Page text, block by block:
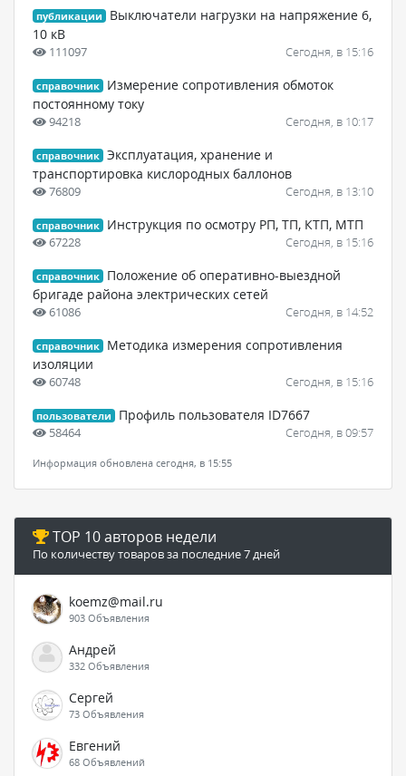
публикации
Выключатели нагрузки на напряжение 6,
10 кВ
111097 Сегодня, в 15:16
справочник
Измерение сопротивления обмоток
постоянному току
94218 Сегодня, в 10:17
справочник Эксплуатация, хранение и
транспортировка кислородных баллонов
76809 Сегодня, в 13:10
справочник Инструкция по осмотру РП, ТП, КТП, МТП
67228 Сегодня, в 15:16
справочник
Положение об оперативно-выездной
бригаде района электрических сетей
61086 Сегодня, в 14:52
справочник
Методика измерения сопротивления
изоляции
60748 Сегодня, в 15:16
пользователи Профиль пользователя ID7667
58464 Сегодня, в 09:57
Информация обновлена сегодня, в 15:55
TOP 10 авторов недели
По количеству товаров за последние 7 дней
koemz@mail.ru
903 Объявления
Андрей
332 Объявления
Сергей
73 Объявления
Евгений
68 Объявлений